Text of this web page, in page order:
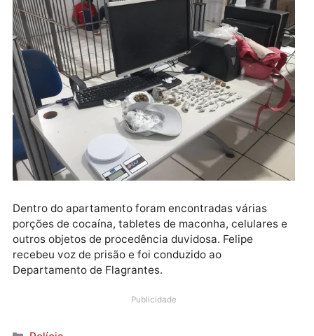
Com ele foi encontrado um celular com a tela
e a chave do apartamento denunciado. Foi
que o imóvel não tinha mobilia e era usado apenas
esconder produtos de roubo.